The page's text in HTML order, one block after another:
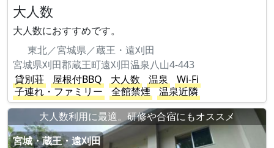
大人数
大人数におすすめです。
東北／宮城県／蔵王・遠刈田
宮城県刈田郡蔵王町遠刈田温泉八山4-443
貸別荘
屋根付BBQ 大人数 温泉
Wi-Fi
子連れ・ファミリー
全館禁煙
温泉近隣
大人数利用に最適。研修や合宿にもオススメ
宮城・蔵王・遠刈田